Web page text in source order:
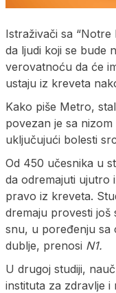
Istraživači sa
da ljudi koji se bude
verovatnoću da će
ustaju iz kreveta
Kako piše Metro,
povezan je sa
uključujući bolesti
Od 450 učesnika u
da odremajuti ujutro
pravo iz kreveta.
dremaju provesti još
snu, u poređenju sa
dublje, prenosi N1.
U drugoj studiji,
instituta za zdravlje i